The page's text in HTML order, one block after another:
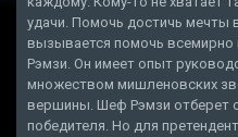
удачи. Помочь достичь мечты
вызывается помочь всемирно
Рэмзи. Он имеет опыт
множеством мишленовских
вершины. Шеф Рэмзи отберет
победителя. Но для